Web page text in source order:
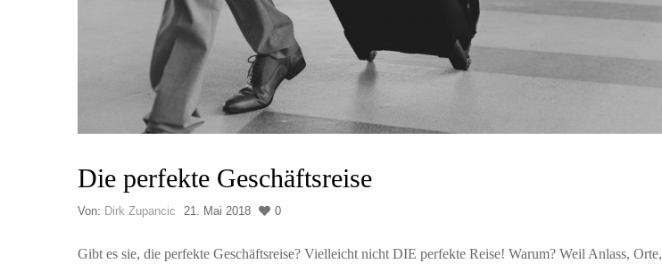
Die perfekte Geschäftsreise
Von: Dirk Zupancic 21. Mai 2018 0
Gibt es sie, die perfekte Geschäftsreise? Vielleicht nicht DIE perfekte Reise! Warum? Weil Anlass, Orte,